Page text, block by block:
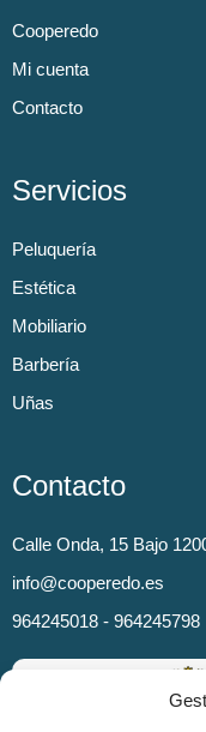
Cooperedo
Mi cuenta
Contacto
Servicios
Peluquería
Estética
Mobiliario
Barbería
Uñas
Contacto
Calle Onda, 15 Bajo
info@cooperedo.es
964245018 - 964245798